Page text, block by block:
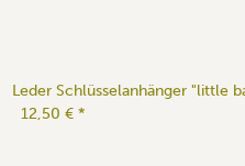
Leder Schlüsselanhänger "little
12,50 € *